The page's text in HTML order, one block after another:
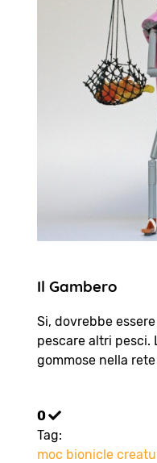
Il Gambero
Si, dovrebbe
pescare altri pesci.
gommose nella
0
Tag:
moc bionicle